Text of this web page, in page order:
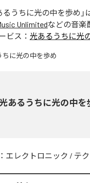
るうちに光の中を歩め 」
Unlimitedなどの音楽
ビス： 光あるうちに光
光あるうちに光の中を
エレクトロニック / テク